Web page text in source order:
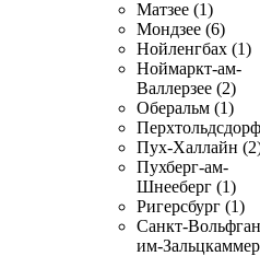
Матзее (1)
Мондзее (6)
Нойленгбах (1)
Ноймаркт-ам-
Валлерзее (2)
Оберальм (1)
Пух-Халлайн
Пухберг-ам-
Шнееберг (1)
Ригерсбург (1)
Санкт-
им-